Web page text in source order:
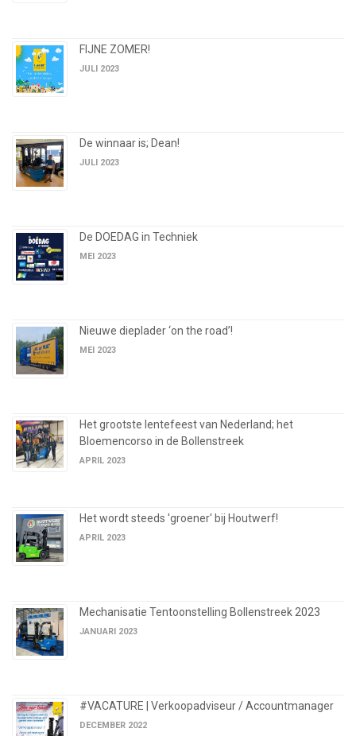
FIJNE ZOMER!
JULI 2023
De winnaar is; Dean!
JULI 2023
De DOEDAG in Techniek
MEI 2023
Nieuwe dieplader ‘on the road’!
MEI 2023
Het grootste lentefeest van Nederland; het
Bloemencorso in de Bollenstreek
APRIL 2023
Het wordt steeds 'groener' bij Houtwerf!
APRIL 2023
Mechanisatie Tentoonstelling Bollenstreek 2023
JANUARI 2023
#VACATURE | Verkoopadviseur / Accountmanager
DECEMBER 2022